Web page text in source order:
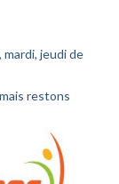
jeudi de
restons